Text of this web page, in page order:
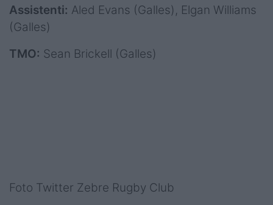
Assistenti: Aled Evans (Galles), Elgan Williams
(Galles)
TMO: Sean Brickell (Galles)
Foto Twitter Zebre Rugby Club